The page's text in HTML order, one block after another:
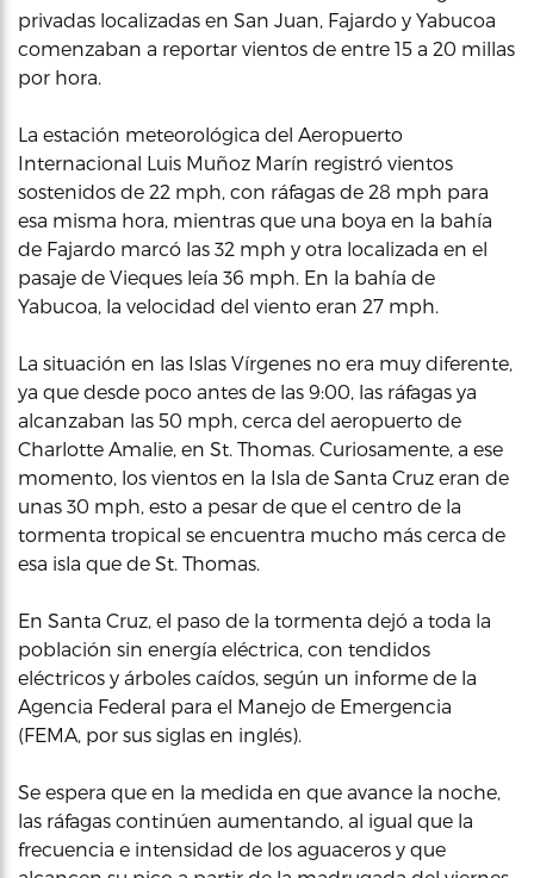
privadas localizadas en San Juan, Fajardo y Yabucoa
comenzaban a reportar vientos de entre 15 a 20 millas
por hora.
La estación meteorológica del Aeropuerto
Internacional Luis Muñoz Marín registró vientos
sostenidos de 22 mph, con ráfagas de 28 mph para
esa misma hora, mientras que una boya en la bahía
de Fajardo marcó las 32 mph y otra localizada en el
pasaje de Vieques leía 36 mph. En la bahía de
Yabucoa, la velocidad del viento eran 27 mph.
La situación en las Islas Vírgenes no era muy diferente,
ya que desde poco antes de las 9:00, las ráfagas ya
alcanzaban las 50 mph, cerca del aeropuerto de
Charlotte Amalie, en St. Thomas. Curiosamente, a ese
momento, los vientos en la Isla de Santa Cruz eran de
unas 30 mph, esto a pesar de que el centro de la
tormenta tropical se encuentra mucho más cerca de
esa isla que de St. Thomas.
En Santa Cruz, el paso de la tormenta dejó a toda la
población sin energía eléctrica, con tendidos
eléctricos y árboles caídos, según un informe de la
Agencia Federal para el Manejo de Emergencia
(FEMA, por sus siglas en inglés).
Se espera que en la medida en que avance la noche,
las ráfagas continúen aumentando, al igual que la
frecuencia e intensidad de los aguaceros y que